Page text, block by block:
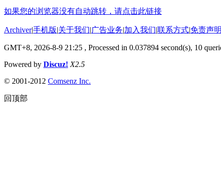
如果您的浏览器没有自动跳转，请点击此链接
Archiver|手机版|关于我们|广告业务|加入我们|联系方式|免责声
GMT+8, 2026-8-9 21:25 , Processed in 0.037894 second(s), 10
Powered by Discuz! X2.5
© 2001-2012 Comsenz Inc.
回顶部